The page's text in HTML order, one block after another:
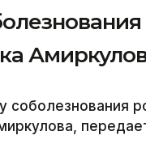
соболезнования